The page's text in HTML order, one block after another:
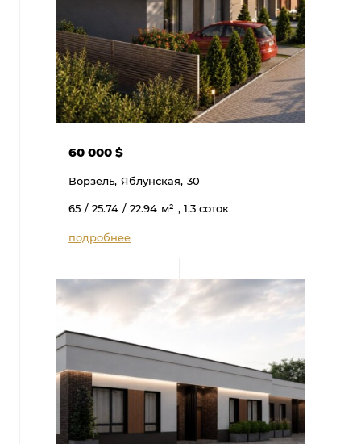
60 000$
Ворзель, Яблунская, 30
65 / 25.74 / 22.94 м² , 1.3 соток
подробнее